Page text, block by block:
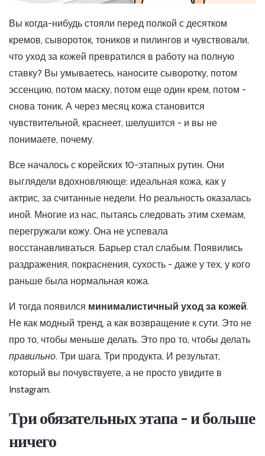
Вы когда-нибудь стояли перед полкой с десятком
кремов, сывороток, тоников и пилингов и чувствовали,
что уход за кожей превратился в работу на полную
ставку? Вы умываетесь, наносите сыворотку, потом
эссенцию, потом маску, потом еще один крем, потом -
снова тоник. А через месяц кожа становится
чувствительной, краснеет, шелушится - и вы не
понимаете, почему.
Все началось с корейских 10-этапных рутин. Они
выглядели вдохновляюще: идеальная кожа, как у
актрис, за считанные недели. Но реальность оказалась
иной. Многие из нас, пытаясь следовать этим схемам,
перегружали кожу. Она не успевала
восстанавливаться. Барьер стал слабым. Появились
раздражения, покраснения, сухость - даже у тех, у кого
раньше была нормальная кожа.
И тогда появился минималистичный уход за кожей.
Не как модный тренд, а как возвращение к сути. Это не
про то, чтобы меньше делать. Это про то, чтобы делать
правильно. Три шага. Три продукта. И результат,
который вы почувствуете, а не просто увидите в
Instagram.
Три обязательных этапа - и больше
ничего